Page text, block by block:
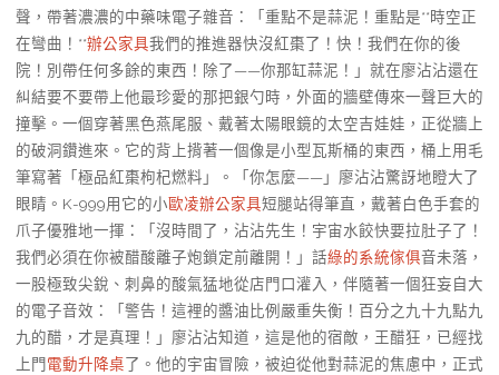
聲，帶著濃濃的中藥味電子雜音：「重點不是蒜泥！重點是**時空正
在彎曲！**辦公家具我們的推進器快沒紅棗了！快！我們在你的後
院！別帶任何多餘的東西！除了——你那缸蒜泥！」就在廖沾沾還在
糾結要不要帶上他最珍愛的那把銀勺時，外面的牆壁傳來一聲巨大的
撞擊。一個穿著黑色燕尾服、戴著太陽眼鏡的太空吉娃娃，正從牆上
的破洞鑽進來。它的背上揹著一個像是小型瓦斯桶的東西，桶上用毛
筆寫著「極品紅棗枸杞燃料」。「你怎麼——」廖沾沾驚訝地瞪大了
眼睛。K-999用它的小歐凌辦公家具短腿站得筆直，戴著白色手套的
爪子優雅地一揮：「沒時間了，沾沾先生！宇宙水餃快要拉肚子了！
我們必須在你被醋酸離子炮鎖定前離開！」話綠的系統傢俱音未落，
一股極致尖銳、刺鼻的酸氣猛地從店門口灌入，伴隨著一個狂妄自大
的電子音效：「警告！這裡的醬油比例嚴重失衡！百分之九十九點九
九的醋，才是真理！」廖沾沾知道，這是他的宿敵，王醋狂，已經找
上門電動升降桌了。他的宇宙冒險，被迫從他對蒜泥的焦慮中，正式